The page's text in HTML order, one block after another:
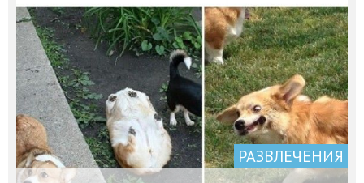
РАЗВЛЕЧЕНИЯ